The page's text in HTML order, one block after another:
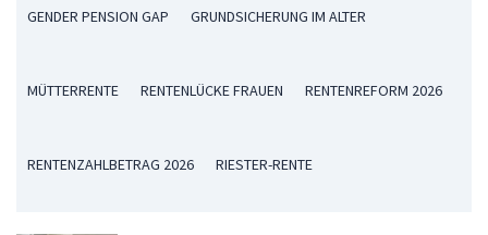
GENDER PENSION GAP GRUNDSICHERUNG IM ALTER
MÜTTERRENTE RENTENLÜCKE FRAUEN RENTENREFORM 2026
RENTENZAHLBETRAG 2026 RIESTER-RENTE